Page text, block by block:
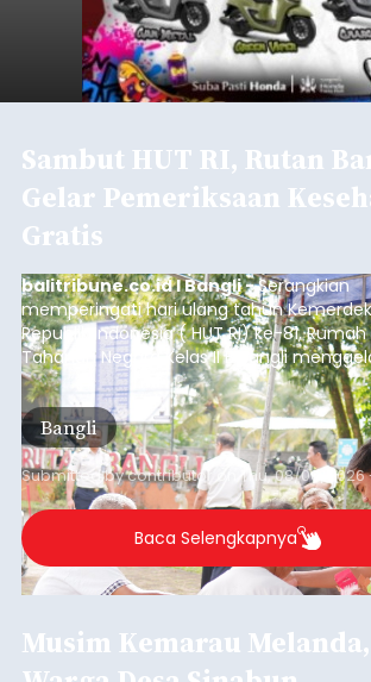
Sambut HUT RI, Rutan
Gelar Pemeriksaan
Gratis
balitribune.co.id I Bangli -Serangkian
memperingati hari ulang tahun
Republik Indonesia ( HUT RI) ke-81, Rumah
Tahanan Negara Kelas II B Bangli
kegiatan pemeriksaan kesehatan gratis,
(6/8/2026).
Bangli
Submitted bycontributor Thu, 08/06/2026
Baca Selengkapnya
Musim Kemarau Melanda,